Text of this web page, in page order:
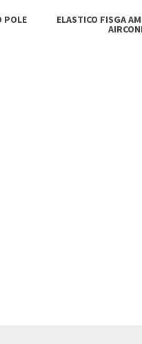
POLE ELASTICO FISGA